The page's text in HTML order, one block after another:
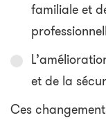
familiale et
et de la
Ces